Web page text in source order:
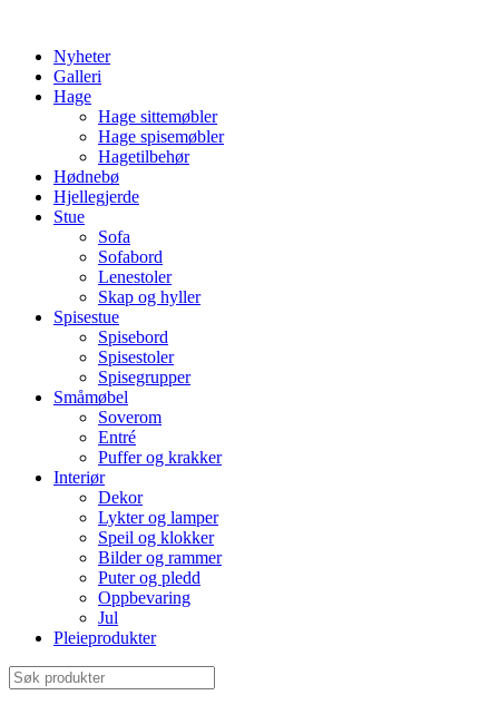
contentNyheter
Galleri
Hage
Hage sittemøbler
Hage spisemøbler
Hagetilbehør
Hødnebø
Hjellegjerde
Stue
Sofa
Sofabord
Lenestoler
Skap og hyller
Spisestue
Spisebord
Spisestoler
Spisegrupper
Småmøbel
Soverom
Entré
Puffer og krakker
Interiør
Dekor
Lykter og lamper
Speil og klokker
Bilder og rammer
Puter og pledd
Oppbevaring
Jul
Pleieprodukter
Søk
produkter